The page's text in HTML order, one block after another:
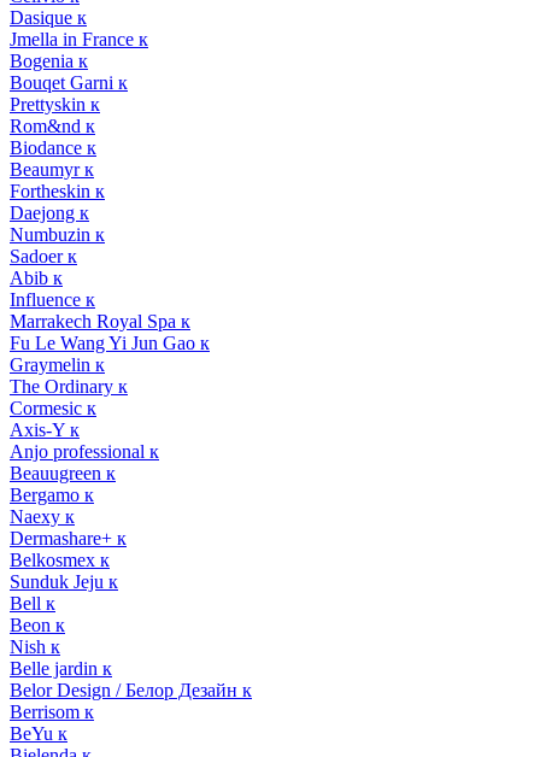
Dasique к
Jmella in France к
Bogenia к
Bouqet Garni к
Prettyskin к
Rom&nd к
Biodance к
Beaumyr к
Fortheskin к
Daejong к
Numbuzin к
Sadoer к
Abib к
Influence к
Marrakech Royal Spa к
Fu Le Wang Yi Jun Gao к
Graymelin к
The Ordinary к
Cormesic к
Axis-Y к
Anjo professional к
Beauugreen к
Bergamo к
Naexy к
Dermashare+ к
Belkosmex к
Sunduk Jeju к
Bell к
Beon к
Nish к
Belle jardin к
Belor Design / Белор Дезайн к
Berrisom к
BeYu к